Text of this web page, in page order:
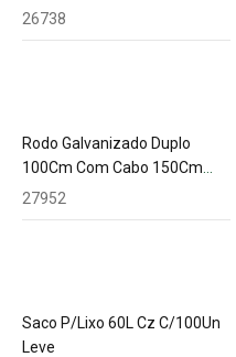
26738
Rodo Galvanizado Duplo
100Cm Com Cabo 150Cm
Alumínio Sendor
27952
Saco P/Lixo 60L Cz C/100Un
Leve